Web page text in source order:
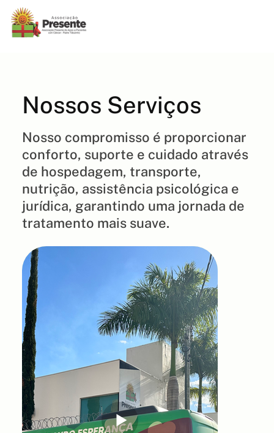
Nossos Serviços
Nosso compromisso é proporcionar
conforto, suporte e cuidado através
de hospedagem, transporte,
nutrição, assistência psicológica e
jurídica, garantindo uma jornada de
tratamento mais suave.